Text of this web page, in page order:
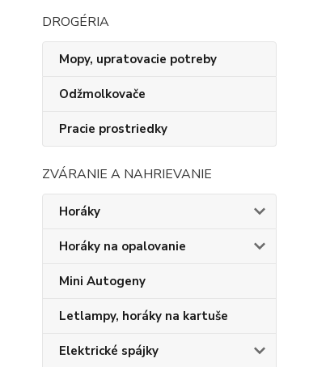
DROGÉRIA
Mopy, upratovacie potreby
Odžmolkovače
Pracie prostriedky
ZVÁRANIE A NAHRIEVANIE
Horáky
Horáky na opalovanie
Mini Autogeny
Letlampy, horáky na kartuše
Elektrické spájky